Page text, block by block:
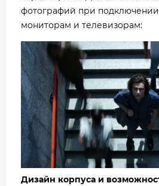
фотографий при
мониторам и телевизорам:
Дизайн корпуса и